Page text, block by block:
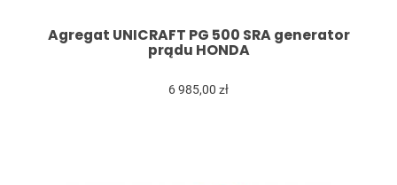
Agregat UNICRAFT PG 500 SRA generator
prądu HONDA
6 985,00 zł